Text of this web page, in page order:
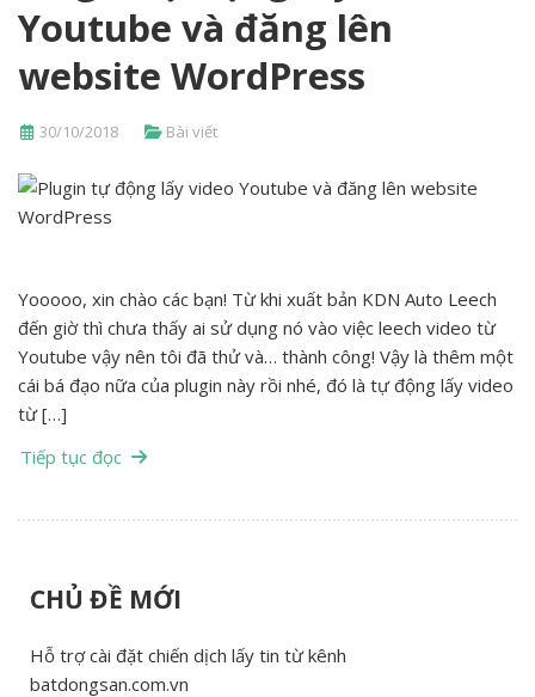
Youtube và đăng lên
website WordPress
30/10/2018 Bài viết
Yooooo, xin chào các bạn! Từ khi xuất bản KDN Auto Leech
đến giờ thì chưa thấy ai sử dụng nó vào việc leech video từ
Youtube vậy nên tôi đã thử và… thành công! Vậy là thêm một
cái bá đạo nữa của plugin này rồi nhé, đó là tự động lấy video
từ […]
Tiếp tục đọc
CHỦ ĐỀ MỚI
Hỗ trợ cài đặt chiến dịch lấy tin từ kênh
batdongsan.com.vn